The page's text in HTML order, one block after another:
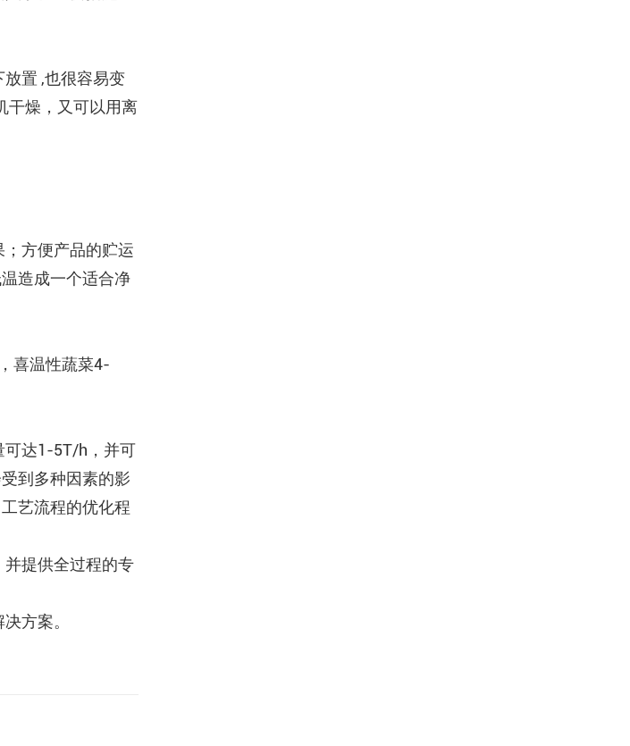
置 ,也很容易变
干燥，又可以用离
方便产品的贮运
造成一个适合净
喜温性蔬菜4-
可达1-5T/h，并可
到多种因素的影
艺流程的优化程
提供全过程的专
方案。